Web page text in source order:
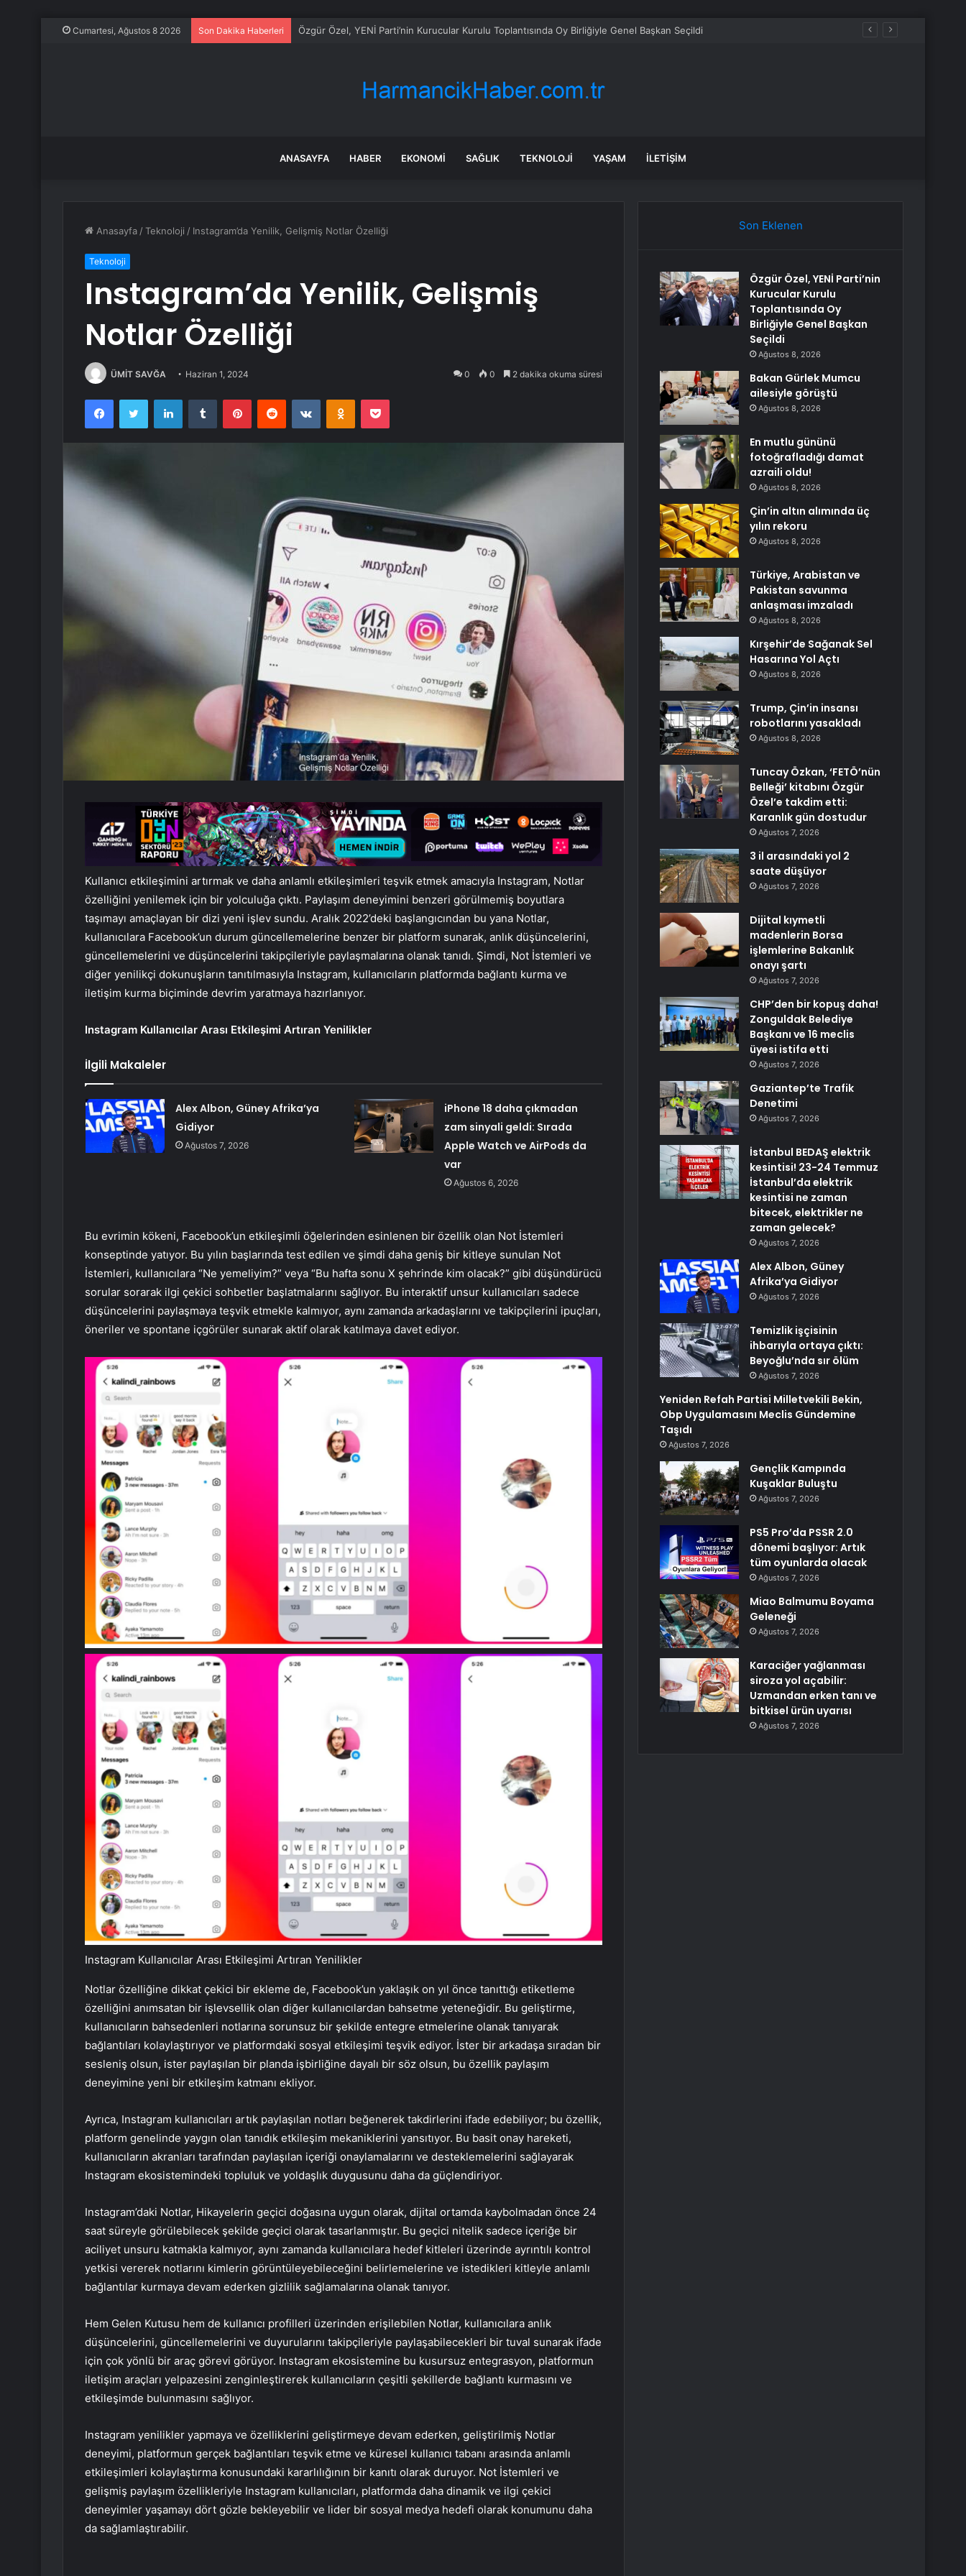
Cumartesi, Ağustos 8 2026 Son Dakika Haberleri Bakan Gürlek Mumcu ailesiyle görüştü
ANASAYFA HABER EKONOMI SAĞLIK TEKNOLOJI YAŞAM İLETIŞIM
Anasayfa /Teknoloji / Instagram’da Yenilik, Gelişmiş Notlar Özelliği
Teknoloji
Instagram’da Yenilik, Gelişmiş
Notlar Özelliği
ÜMİT SAVĞA Haziran 1, 2024 0 0 2 dakika okuma süresi
FacebookTwitter LinkedInTumblr PinterestReddit VKontakteOdnoklassniki
Pocket
Kullanıcı etkileşimini artırmak ve daha anlamlı etkileşimleri teşvik etmek amacıyla Instagram, Notlar
özelliğini yenilemek için bir yolculuğa çıktı. Paylaşım deneyimini benzeri görülmemiş boyutlara
taşımayı amaçlayan bir dizi yeni işlev sundu. Aralık 2022’deki başlangıcından bu yana Notlar,
kullanıcılara Facebook’un durum güncellemelerine benzer bir platform sunarak, anlık düşüncelerini,
güncellemelerini ve düşüncelerini takipçileriyle paylaşmalarına olanak tanıdı. Şimdi, Not İstemleri ve
diğer yenilikçi dokunuşların tanıtılmasıyla Instagram, kullanıcıların platformda bağlantı kurma ve
iletişim kurma biçiminde devrim yaratmaya hazırlanıyor.
Instagram Kullanıcılar Arası Etkileşimi Artıran Yenilikler
İlgili Makaleler
Alex Albon, Güney Afrika’ya
Gidiyor
Ağustos 7, 2026
iPhone 18 daha çıkmadan
zam sinyali geldi: Sırada
Apple Watch ve AirPods da
var
Ağustos 6, 2026
Bu evrimin kökeni, Facebook’un etkileşimli öğelerinden esinlenen bir özellik olan Not İstemleri
konseptinde yatıyor. Bu yılın başlarında test edilen ve şimdi daha geniş bir kitleye sunulan Not
İstemleri, kullanıcılara “Ne yemeliyim?” veya “Bu hafta sonu X şehrinde kim olacak?” gibi düşündürücü
sorular sorarak ilgi çekici sohbetler başlatmalarını sağlıyor. Bu interaktif unsur kullanıcıları sadece
düşüncelerini paylaşmaya teşvik etmekle kalmıyor, aynı zamanda arkadaşlarını ve takipçilerini ipuçları,
öneriler ve spontane içgörüler sunarak aktif olarak katılmaya davet ediyor.
Instagram Kullanıcılar Arası Etkileşimi Artıran Yenilikler
Notlar özelliğine dikkat çekici bir ekleme de, Facebook’un yaklaşık on yıl önce tanıttığı etiketleme
özelliğini anımsatan bir işlevsellik olan diğer kullanıcılardan bahsetme yeteneğidir. Bu geliştirme,
kullanıcıların bahsedenleri notlarına sorunsuz bir şekilde entegre etmelerine olanak tanıyarak
bağlantıları kolaylaştırıyor ve platformdaki sosyal etkileşimi teşvik ediyor. İster bir arkadaşa sıradan bir
sesleniş olsun, ister paylaşılan bir planda işbirliğine dayalı bir söz olsun, bu özellik paylaşım
deneyimine yeni bir etkileşim katmanı ekliyor.
Ayrıca, Instagram kullanıcıları artık paylaşılan notları beğenerek takdirlerini ifade edebiliyor; bu özellik,
platform genelinde yaygın olan tanıdık etkileşim mekaniklerini yansıtıyor. Bu basit onay hareketi,
kullanıcıların akranları tarafından paylaşılan içeriği onaylamalarını ve desteklemelerini sağlayarak
Instagram ekosistemindeki topluluk ve yoldaşlık duygusunu daha da güçlendiriyor.
Instagram’daki Notlar, Hikayelerin geçici doğasına uygun olarak, dijital ortamda kaybolmadan önce 24
saat süreyle görülebilecek şekilde geçici olarak tasarlanmıştır. Bu geçici nitelik sadece içeriğe bir
aciliyet unsuru katmakla kalmıyor, aynı zamanda kullanıcılara hedef kitleleri üzerinde ayrıntılı kontrol
yetkisi vererek notlarını kimlerin görüntüleyebileceğini belirlemelerine ve istedikleri kitleyle anlamlı
bağlantılar kurmaya devam ederken gizlilik sağlamalarına olanak tanıyor.
Hem Gelen Kutusu hem de kullanıcı profilleri üzerinden erişilebilen Notlar, kullanıcılara anlık
düşüncelerini, güncellemelerini ve duyurularını takipçileriyle paylaşabilecekleri bir tuval sunarak ifade
için çok yönlü bir araç görevi görüyor. Instagram ekosistemine bu kusursuz entegrasyon, platformun
iletişim araçları yelpazesini zenginleştirerek kullanıcıların çeşitli şekillerde bağlantı kurmasını ve
etkileşimde bulunmasını sağlıyor.
Instagram yenilikler yapmaya ve özelliklerini geliştirmeye devam ederken, geliştirilmiş Notlar
deneyimi, platformun gerçek bağlantıları teşvik etme ve küresel kullanıcı tabanı arasında anlamlı
etkileşimleri kolaylaştırma konusundaki kararlılığının bir kanıtı olarak duruyor. Not İstemleri ve
gelişmiş paylaşım özellikleriyle Instagram kullanıcıları, platformda daha dinamik ve ilgi çekici
deneyimler yaşamayı dört gözle bekleyebilir ve lider bir sosyal medya hedefi olarak konumunu daha
da sağlamlaştırabilir.
Son Eklenen
Özgür Özel, YENİ Parti’nin
Kurucular Kurulu
Toplantısında Oy
Birliğiyle Genel Başkan
Seçildi
Ağustos 8, 2026
Bakan Gürlek Mumcu
ailesiyle görüştü
Ağustos 8, 2026
En mutlu gününü
fotoğrafladığı damat
azraili oldu!
Ağustos 8, 2026
Çin’in altın alımında üç
yılın rekoru
Ağustos 8, 2026
Türkiye, Arabistan ve
Pakistan savunma
anlaşması imzaladı
Ağustos 8, 2026
Kırşehir’de Sağanak Sel
Hasarına Yol Açtı
Ağustos 8, 2026
Trump, Çin’in insansı
robotlarını yasakladı
Ağustos 8, 2026
Tuncay Özkan, ‘FETÖ’nün
Belleği’ kitabını Özgür
Özel’e takdim etti:
Karanlık gün dostudur
Ağustos 7, 2026
3 il arasındaki yol 2
saate düşüyor
Ağustos 7, 2026
Dijital kıymetli
madenlerin Borsa
işlemlerine Bakanlık
onayı şartı
Ağustos 7, 2026
CHP’den bir kopuş daha!
Zonguldak Belediye
Başkanı ve 16 meclis
üyesi istifa etti
Ağustos 7, 2026
Gaziantep’te Trafik
Denetimi
Ağustos 7, 2026
İstanbul BEDAŞ elektrik
kesintisi! 23-24 Temmuz
İstanbul’da elektrik
kesintisi ne zaman
bitecek, elektrikler ne
zaman gelecek?
Ağustos 7, 2026
Alex Albon, Güney
Afrika’ya Gidiyor
Ağustos 7, 2026
Temizlik işçisinin
ihbarıyla ortaya çıktı:
Beyoğlu’nda sır ölüm
Ağustos 7, 2026
Yeniden Refah Partisi Milletvekili Bekin,
Obp Uygulamasını Meclis Gündemine
Taşıdı
Ağustos 7, 2026
Gençlik Kampında
Kuşaklar Buluştu
Ağustos 7, 2026
PS5 Pro’da PSSR 2.0
dönemi başlıyor: Artık
tüm oyunlarda olacak
Ağustos 7, 2026
Miao Balmumu Boyama
Geleneği
Ağustos 7, 2026
Karaciğer yağlanması
siroza yol açabilir:
Uzmandan erken tanı ve
bitkisel ürün uyarısı
Ağustos 7, 2026